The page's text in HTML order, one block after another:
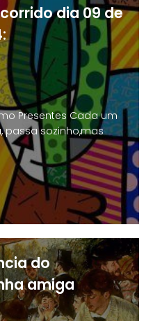
dia 09 de
Presentes Cada um
passa sozinho,mas
do
amiga
Nenhum Comentário